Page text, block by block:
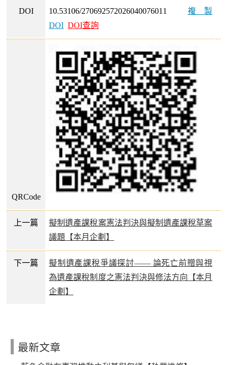
DOI 10.53106/270692572026040076011 複製
DOI DOI查詢
QRCode
上一篇
擬制遺產課稅案憲法判決與擬制遺產課稅草案
議題【本月企劃】
下一篇
擬制遺產課稅爭議探討—— 論死亡前贈與視
為遺產課稅制度之憲法判決與修法方向【本月
企劃】
最新文章